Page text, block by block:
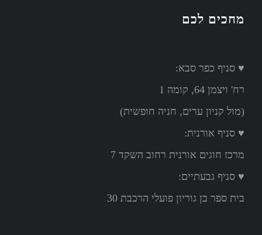
מחכים לכם
♥ סניף כפר סבא:
רח' ויצמן 64, קומה 1
(מול קניון ערים, חניה חופשית)
♥ סניף אורנית:
מרכז חוגים אורנית רחוב השקד 7
♥ סניף גבעתיים:
בית ספר בן גוריון פועלי הרכבת 30